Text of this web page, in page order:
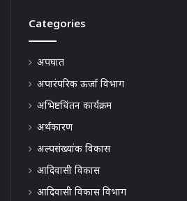
Categories
अपघात
अपारंपरिक ऊर्जा विभाग
अभिष्टचिंतन कार्यक्रम
अर्थकारण
अल्पसंख्यांक विकास
आदिवासी विकास
आदिवासी विकास विभाग